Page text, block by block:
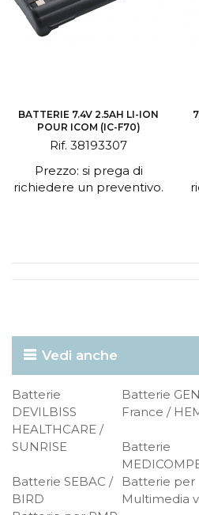
BATTERIE 7.4V 2.5AH LI-ION
POUR ICOM (IC-F70)
Rif. 38193307
Prezzo: si prega di
richiedere un preventivo.
Vedi anche
Batterie
DEVILBISS
HEALTHCARE /
SUNRISE
Batterie
France /
Batterie
Batterie SEBAC /
BIRD
Batterie per
Multimedia